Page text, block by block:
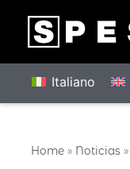
Italiano
Home » Noticias »